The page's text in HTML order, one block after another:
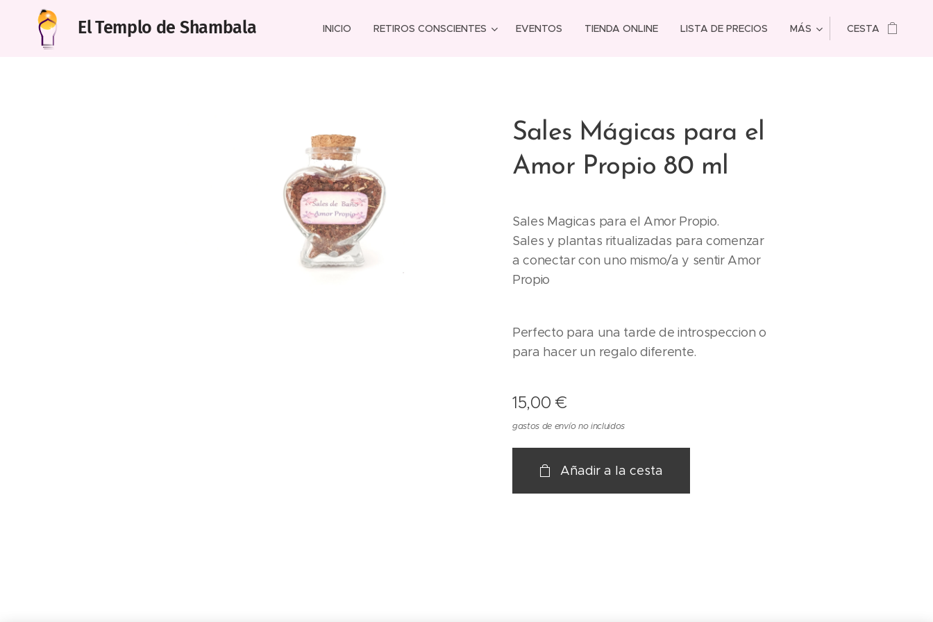
El Templo de Shambala INICIO RETIROS CONSCIENTES EVENTOS TIENDA ONLINE LISTA DE PRECIOS MÁS CESTA
Sales Mágicas para el
Amor Propio 80 ml
Sales Magicas para el Amor Propio.
Sales y plantas ritualizadas para comenzar
a conectar con uno mismo/a y sentir Amor
Propio
Perfecto para una tarde de introspeccion o
para hacer un regalo diferente.
15,00 €
gastos de envío no incluidos
Añadir a la cesta